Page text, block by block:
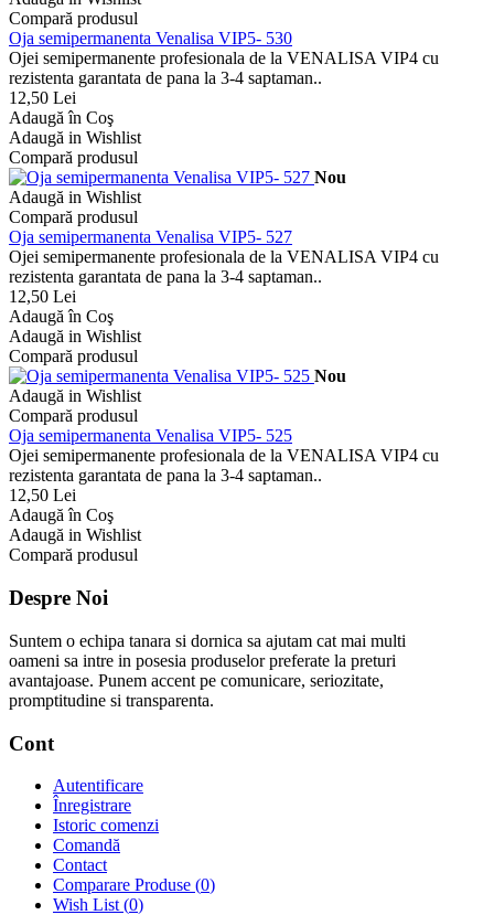
Compară produsul
Oja semipermanenta Venalisa VIP5- 530
Ojei semipermanente profesionala de la VENALISA VIP4 cu
rezistenta garantata de pana la 3-4 saptaman..
12,50 Lei
Adaugă în Coş
Adaugă in Wishlist
Compară produsul
Nou
Adaugă in Wishlist
Compară produsul
Oja semipermanenta Venalisa VIP5- 527
Ojei semipermanente profesionala de la VENALISA VIP4 cu
rezistenta garantata de pana la 3-4 saptaman..
12,50 Lei
Adaugă în Coş
Adaugă in Wishlist
Compară produsul
Nou
Adaugă in Wishlist
Compară produsul
Oja semipermanenta Venalisa VIP5- 525
Ojei semipermanente profesionala de la VENALISA VIP4 cu
rezistenta garantata de pana la 3-4 saptaman..
12,50 Lei
Adaugă în Coş
Adaugă in Wishlist
Compară produsul
Despre Noi
Suntem o echipa tanara si dornica sa ajutam cat mai multi
oameni sa intre in posesia produselor preferate la preturi
avantajoase. Punem accent pe comunicare, seriozitate,
promptitudine si transparenta.
Cont
Autentificare
Înregistrare
Istoric comenzi
Comandă
Contact
Comparare Produse (0)
Wish List (0)